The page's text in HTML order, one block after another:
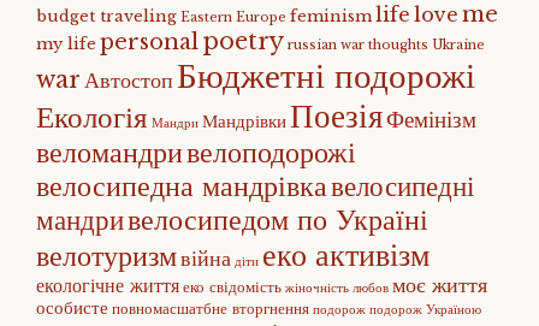
budget traveling Eastern Europe feminismlife love me
my life personalpoetry russian war thoughts Ukraine
warАвтостопБюджетні подорожі
Екологія Мандри МандрівкиПоезіяФемінізм
веломандривелоподорожі
велосипедна мандрівкавелосипедні
мандривелосипедом по Україні
велотуризмвійна діти еко активізм
екологічне життяеко свідомість жіночність любов моє життя
особисте повномасшатбне вторгнення подорож подорож Україною